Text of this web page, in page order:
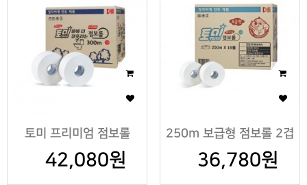
토미 프리미엄 점보롤
300m
42,080원
250m 보급형 점보롤 2겹
36,780원